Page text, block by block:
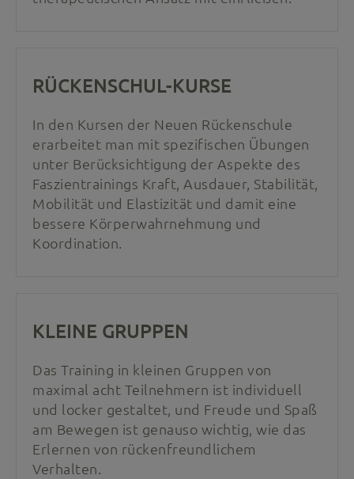
RÜCKENSCHUL-KURSE
In den Kursen der Neuen Rückenschule
erarbeitet man mit spezifischen Übungen
unter Berücksichtigung der Aspekte des
Faszientrainings Kraft, Ausdauer, Stabilität,
Mobilität und Elastizität und damit eine
bessere Körperwahrnehmung und
Koordination.
KLEINE GRUPPEN
Das Training in kleinen Gruppen von
maximal acht Teilnehmern ist individuell
und locker gestaltet, und Freude und Spaß
am Bewegen ist genauso wichtig, wie das
Erlernen von rückenfreundlichem
Verhalten.